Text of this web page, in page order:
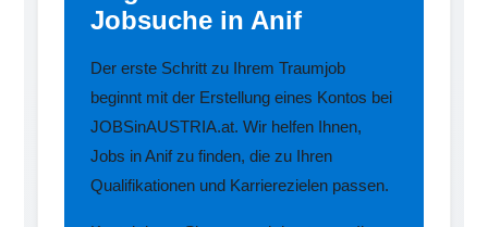
Jobsuche in Anif
Der erste Schritt zu Ihrem Traumjob
beginnt mit der Erstellung eines Kontos bei
JOBSinAUSTRIA.at. Wir helfen Ihnen,
Jobs in Anif zu finden, die zu Ihren
Qualifikationen und Karrierezielen passen.